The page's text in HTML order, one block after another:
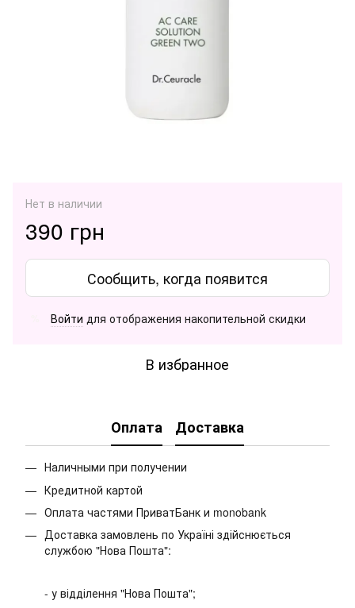
Нет в наличии
390 грн
Сообщить, когда появится
Войти для отображения накопительной скидки
В избранное
Оплата Доставка
Наличными при получении
Кредитной картой
Оплата частями ПриватБанк и monobank
Доставка замовлень по Україні здійснюється
службою "Нова Пошта":
- у відділення "Нова Пошта";